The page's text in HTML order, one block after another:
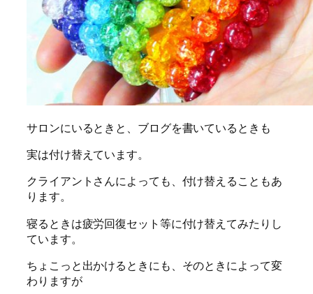
サロンにいるときと、ブログを書いているときも
実は付け替えています。
クライアントさんによっても、付け替えることもあ
ります。
寝るときは疲労回復セット等に付け替えてみたりし
ています。
ちょこっと出かけるときにも、そのときによって変
わりますが